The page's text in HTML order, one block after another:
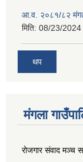
आ.व. २०८१/८२
मिति: 08/23/2024
थप
मंगला
रोजगार संवाद मञ्च